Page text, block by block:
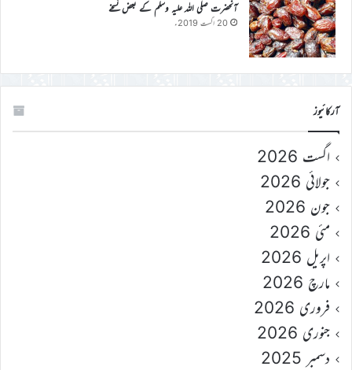
آنحضرت صلی اللہ علیہ وسلم کے بعض نسخے
20 اگست 2019ء
آرکائیوز
اگست 2026
جولائی 2026
جون 2026
مئی 2026
اپریل 2026
مارچ 2026
فروری 2026
جنوری 2026
دسمبر 2025